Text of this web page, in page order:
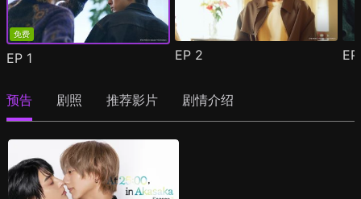
免费
EP 1 EP 2
预告 剧照 推荐影片 剧情介绍